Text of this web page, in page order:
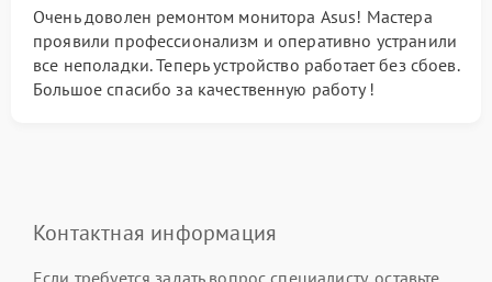
Очень доволен ремонтом монитора Asus! Мастера
проявили профессионализм и оперативно устранили
все неполадки. Теперь устройство работает без сбоев.
Большое спасибо за качественную работу !
Контактная информация